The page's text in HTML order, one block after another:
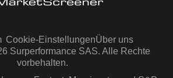
Cookie-EinstellungenÜber uns
Surperformance SAS. Alle Rechte
vorbehalten.